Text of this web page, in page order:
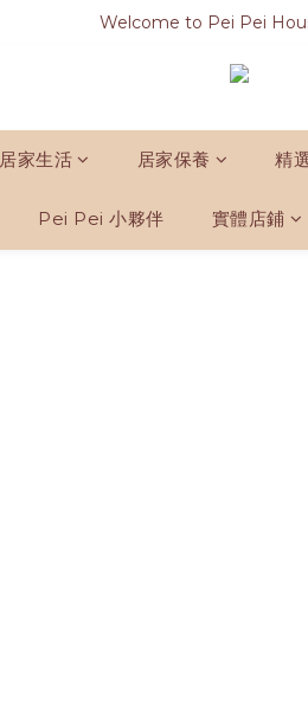
Welcome to Pei Pei
居家生活 居家保養 精
Pei Pei 小夥伴 實體店鋪